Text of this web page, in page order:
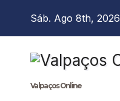
Sáb. Ago 8th, 2026
Valpaços Online